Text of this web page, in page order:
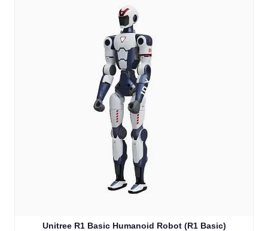
Unitree R1 Basic Humanoid Robot (R1 Basic)